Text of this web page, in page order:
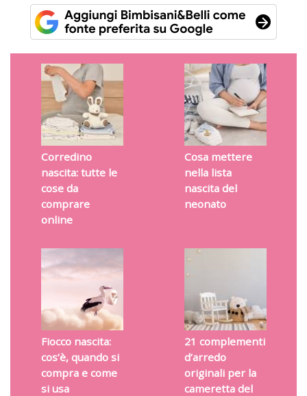
Corredino
nascita: tutte le
cose da
comprare
online
Cosa mettere
nella lista
nascita del
neonato
Fiocco nascita:
cos’è, quando si
compra e come
si usa
21 complementi
d’arredo
originali per la
cameretta del